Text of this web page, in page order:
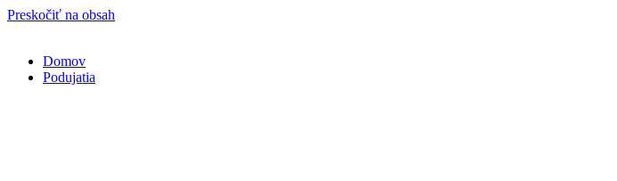
Preskočiť na obsah
Domov
Podujatia